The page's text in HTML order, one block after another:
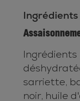
Ingrédients
Ingrédients
sarriette,
noir, huile